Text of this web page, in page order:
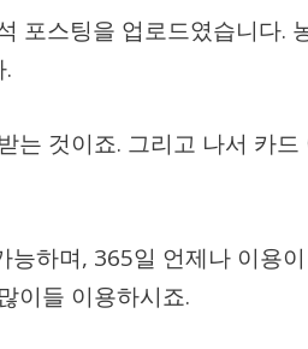
포스팅을 업로드였습니다.
는 것이죠. 그리고 나서 카
능하며, 365일 언제나 이용
이들 이용하시죠.